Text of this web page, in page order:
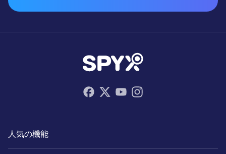
人気の機能